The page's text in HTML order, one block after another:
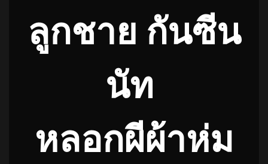
ลูกชาย กันซีน
นัท
หลอกผีผ้าห่ม